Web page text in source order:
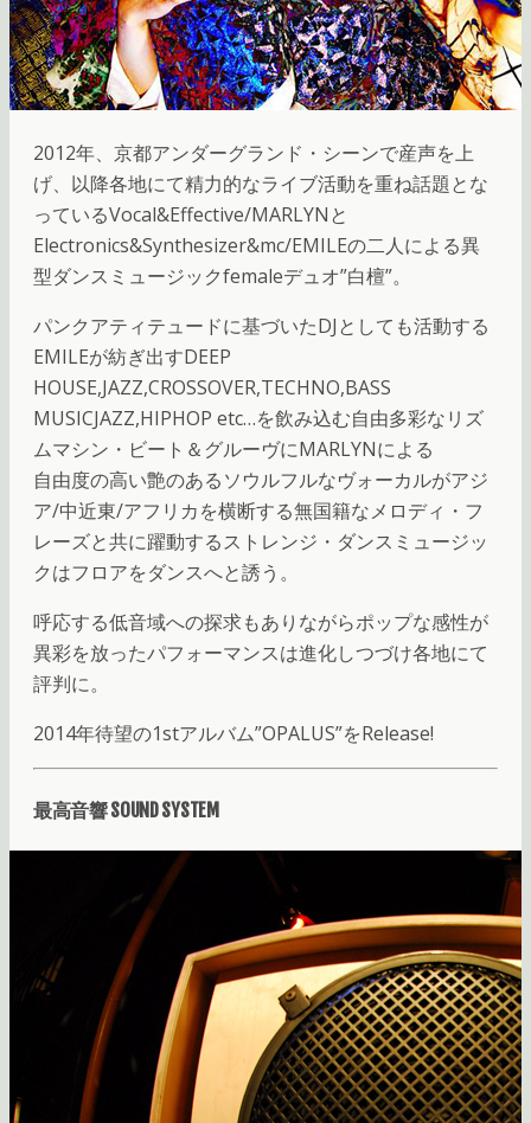
2012年、京都アンダーグランド・シーンで産声を上
げ、以降各地にて精力的なライブ活動を重ね話題とな
っているVocal&Effective/MARLYNと
Electronics&Synthesizer&mc/EMILEの二人による異
型ダンスミュージックfemaleデュオ”白檀”。
パンクアティテュードに基づいたDJとしても活動する
EMILEが紡ぎ出すDEEP
HOUSE,JAZZ,CROSSOVER,TECHNO,BASS
MUSICJAZZ,HIPHOP etc…を飲み込む自由多彩なリズ
ムマシン・ビート＆グルーヴにMARLYNによる
自由度の高い艶のあるソウルフルなヴォーカルがアジ
ア/中近東/アフリカを横断する無国籍なメロディ・フ
レーズと共に躍動するストレンジ・ダンスミュージッ
クはフロアをダンスへと誘う。
呼応する低音域への探求もありながらポップな感性が
異彩を放ったパフォーマンスは進化しつづけ各地にて
評判に。
2014年待望の1stアルバム”OPALUS”をRelease!
最高音響 SOUND SYSTEM